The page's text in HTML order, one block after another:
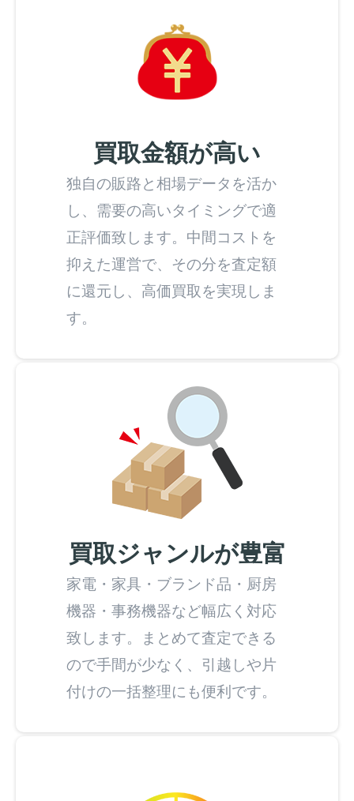
買取金額が高い
独自の販路と相場データを活か
し、需要の高いタイミングで適
正評価致します。中間コストを
抑えた運営で、その分を査定額
に還元し、高価買取を実現しま
す。
買取ジャンルが豊富
家電・家具・ブランド品・厨房
機器・事務機器など幅広く対応
致します。まとめて査定できる
ので手間が少なく、引越しや片
付けの一括整理にも便利です。